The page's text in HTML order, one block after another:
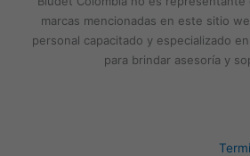
marcas mencionadas en este sitio
personal capacitado y especializado
para brindar asesoría y